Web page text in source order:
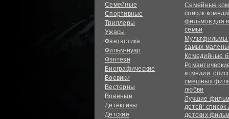
Семейные
Спортивные
Триллеры
Ужасы
Фантастика
Фильм-нуар
Фэнтези
Биографические
Боевики
Вестерны
Военные
Детективы
Детские
Семейные
список
фильмов для
семьи
Мультфильмы
самых
Комедийные
комедии:
смешных
любви
Лучшие
детей: список
детских